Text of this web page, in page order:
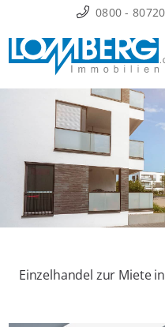
Inhalt
springen
0800 -
Einzelhandel zur Miete